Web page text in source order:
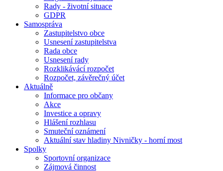
Rady - životní situace
GDPR
Samospráva
Zastupitelstvo obce
Usnesení zastupitelstva
Rada obce
Usnesení rady
Rozklikávácí rozpočet
Rozpočet, závěrečný účet
Aktuálně
Informace pro občany
Akce
Investice a opravy
Hlášení rozhlasu
Smuteční oznámení
Aktuální stav hladiny Nivničky - horní most
Spolky
Sportovní organizace
Zájmová činnost